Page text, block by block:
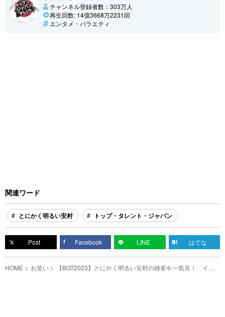
チャンネル登録者数：303万人
再生回数: 14億3668万2231回
エンタメ・バラエティ
関連ワード
とにかく明るい安村 トップ・タレント・ジャパン
Post Facebook LINE はてな
HOME お笑い 【BGT2023】とにかく明るい安村の雄姿を一気見！ イギ
リスを安心させ続けて掴んだ決勝の舞台